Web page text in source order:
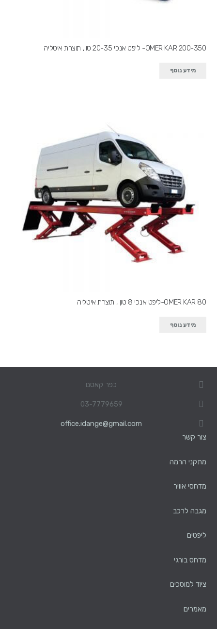
OMER KAR 200-350- ליפט אנכי 20-35 טון, תוצרת איטליה
מידע נוסף
OMER KAR 80-ליפט אנכי 8 טון , תוצרת איטליה
מידע נוסף
כפר קאסם
03-7779659
office.idange@gmail.com
צור קשר
מתקני הרמה
מדחסי אוויר
מגבה לרכב
ליפטים
מדחס בורגי
ציוד למוסכים
מאמרים